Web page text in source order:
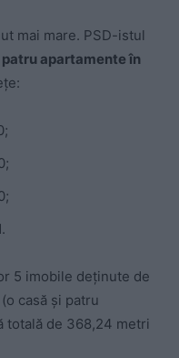
mai mare. PSD-istul
patru apartamente în
5 imobile deținute de
casă și patru
totală de 368,24 metri